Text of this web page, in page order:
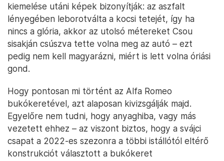
kiemelése utáni képek bizonyítják: az aszfalt
lényegében leborotválta a kocsi tetejét, így ha
nincs a glória, akkor az utolsó métereket Csou
sisakján csúszva tette volna meg az autó – ezt
pedig nem kell magyarázni, miért is lett volna óriási
gond.
Hogy pontosan mi történt az Alfa Romeo
bukókeretével, azt alaposan kivizsgálják majd.
Egyelőre nem tudni, hogy anyaghiba, vagy más
vezetett ehhez – az viszont biztos, hogy a svájci
csapat a 2022-es szezonra a többi istállótól eltérő
konstrukciót választott a bukókeret